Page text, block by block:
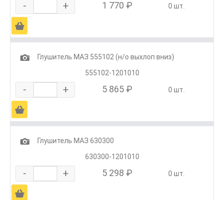
- + 1 770 ₽ 0 шт.
Ä
1
Глушитель МАЗ 555102 (н/о выхлоп вниз)
555102-1201010
- + 5 865 ₽ 0 шт.
Ä
1
Глушитель МАЗ 630300
630300-1201010
- + 5 298 ₽ 0 шт.
Ä